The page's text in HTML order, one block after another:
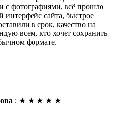
с фотографиями, всё прошло
интерфейс сайта, быстрое
в срок, качество на
всем, кто хочет сохранить
формате.
: ★ ★ ★ ★ ★